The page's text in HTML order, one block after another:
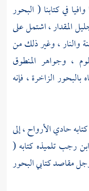
في كتابنا ( البحور
المقدار ، اشتمل على
والنار ، وغير ذلك من
، وجواهر المنطوق
الزاخرة ، فإنه
حادي الأرواح ، إلى
ابن رجبتلميذه كتابه (
مقاصد كتابي البحور